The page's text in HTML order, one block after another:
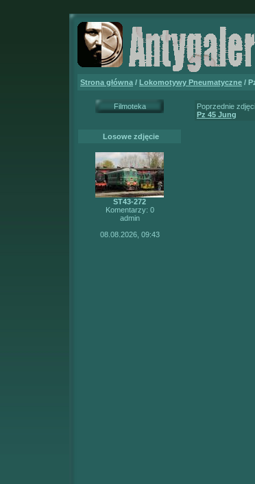
Strona główna / Lokomotywy Pneumatyczne /
Filmoteka
Losowe zdjęcie
ST43-272
Komentarzy: 0
admin
08.08.2026, 09:43
Poprzednie
Pz 45 Jung